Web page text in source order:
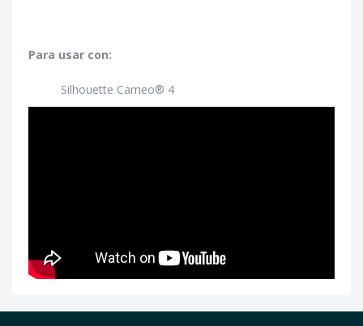
Para usar con:
Silhouette Cameo® 4